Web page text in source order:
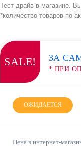
Тест-драйв в магазине.
*количество товаров по
SALE! ЗА
* ПРИ
ОЖИДАЕТСЯ
Цена в интернет-